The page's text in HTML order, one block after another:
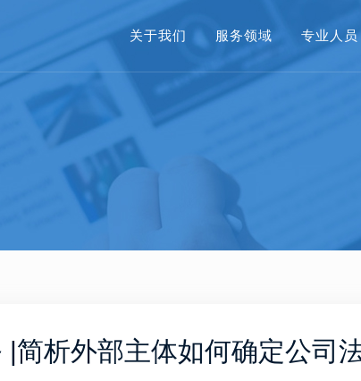
关于我们 服务领域 专业人员
|简析外部主体如何确定公司